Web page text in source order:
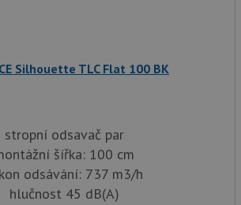
Silhouette TLC Flat 100 BK
stropní odsavač par
šířka: 100 cm
odsávání: 737 m3/h
hlučnost 45 dB(A)